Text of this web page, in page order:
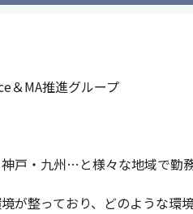
＆MA推進グループ
戸・九州…と様々な地域で勤
が整っており、どのような環